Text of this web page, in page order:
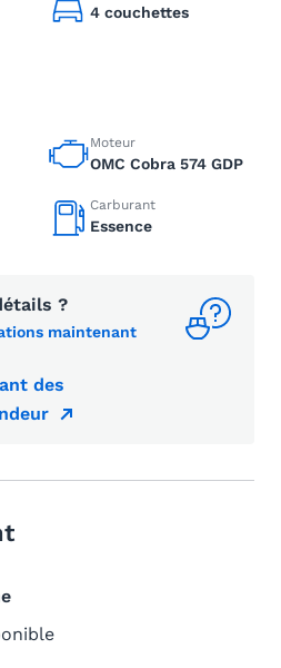
4 couchettes
Moteur
OMC Cobra 574 GDP
Carburant
Essence
?
maintenant
des